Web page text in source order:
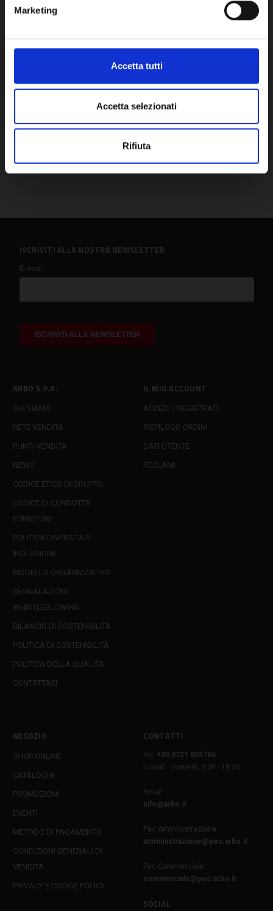
Marketing
Accetta tutti
Accetta selezionati
Rifiuta
119,22€
ARBO S.P.A.
CHI SIAMO
RETE VENDITA
PUNTI VENDITA
NEWS
CODICE ETICO DI GRUPPO
CODICE DI CONDOTTA
FORNITORI
POLITICA DIVERSITÀ E
INCLUSIONE
MODELLO ORGANIZZATIVO
SEGNALAZIONI
WHISTLEBLOWING
BILANCIO DI SOSTENIBILITÀ
POLITICA DI SOSTENIBILITÀ
POLITICA DELLA QUALITÀ
CONTATTACI
IL MIO ACCOUNT
ACCEDI / REGISTRATI
RIEPILOGO ORDINI
DATI UTENTE
RECLAMI
NEGOZIO
SHOP ONLINE
CATALOGHI
PROMOZIONI
EVENTI
METODO DI PAGAMENTO
CONDIZIONI GENERALI DI
VENDITA
PRIVACY E COOKIE POLICY
CONTATTI
Tel:
+39 0721 855706
Lunedì - Venerdì, 8:30 - 18:30
Email:
info@arbo.it
Pec Amministrazione:
amministrazione@pec.arbo.it
Pec Commerciale:
commerciale@pec.arbo.it
SOCIAL
ISCRIVITI ALLA NOSTRA NEWSLETTER